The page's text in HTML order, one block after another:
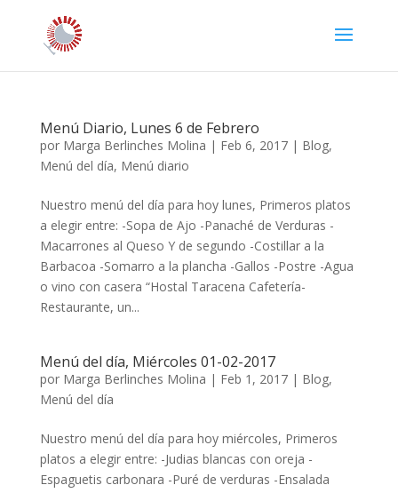
Menú Diario, Lunes 6 de Febrero
por Marga Berlinches Molina | Feb 6, 2017| Blog,
Menú del día, Menú diario
Nuestro menú del día para hoy lunes, Primeros platos
a elegir entre: -Sopa de Ajo -Panaché de Verduras -
Macarrones al Queso Y de segundo -Costillar a la
Barbacoa -Somarro a la plancha -Gallos -Postre -Agua
o vino con casera “Hostal Taracena Cafetería-
Restaurante, un...
Menú del día, Miércoles 01-02-2017
por Marga Berlinches Molina | Feb 1, 2017| Blog,
Menú del día
Nuestro menú del día para hoy miércoles, Primeros
platos a elegir entre: -Judias blancas con oreja -
Espaguetis carbonara -Puré de verduras -Ensalada